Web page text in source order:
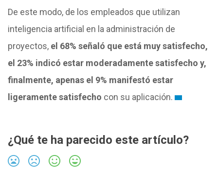
De este modo, de los empleados que utilizan
inteligencia artificial en la administración de
proyectos, el 68% señaló que está muy satisfecho,
el 23% indicó estar moderadamente satisfecho y,
finalmente, apenas el 9% manifestó estar
ligeramente satisfecho con su aplicación.
¿Qué te ha parecido este artículo?